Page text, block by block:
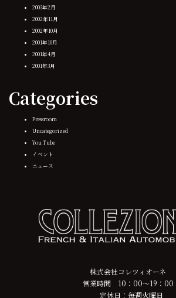
2003年2月
2002年11月
2002年10月
2001年10月
2001年4月
2001年3月
Categories
Pressroom
Uncategorized
You Tube
イベント
ニュース
株式会社コレツィオーネ
営業時間 10：00～19：00
定休日：毎週火曜日